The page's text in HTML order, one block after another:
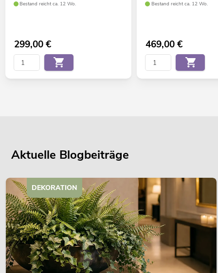
Bestand reicht ca. 12 Wo.
299,00€
Bestand reicht ca. 12 Wo.
469,00€
Aktuelle Blogbeiträge
DEKORATION